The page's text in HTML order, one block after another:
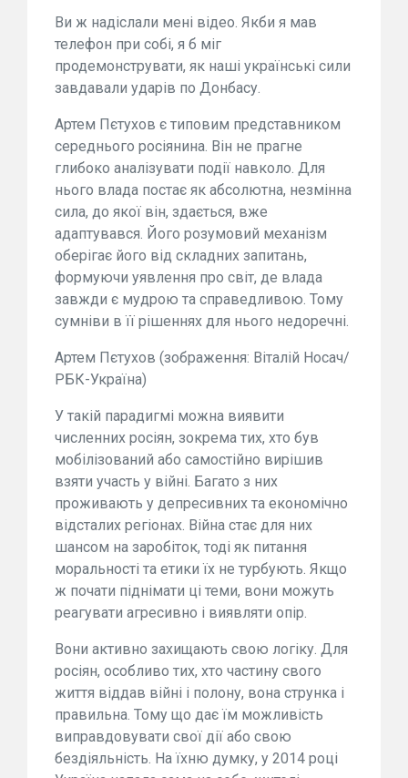
Ви ж надіслали мені відео. Якби я мав
телефон при собі, я б міг
продемонструвати, як наші українські сили
завдавали ударів по Донбасу.
Артем Пєтухов є типовим представником
середнього росіянина. Він не прагне
глибоко аналізувати події навколо. Для
нього влада постає як абсолютна, незмінна
сила, до якої він, здається, вже
адаптувався. Його розумовий механізм
оберігає його від складних запитань,
формуючи уявлення про світ, де влада
завжди є мудрою та справедливою. Тому
сумніви в її рішеннях для нього недоречні.
Артем Пєтухов (зображення: Віталій Носач/
РБК-Україна)
У такій парадигмі можна виявити
численних росіян, зокрема тих, хто був
мобілізований або самостійно вирішив
взяти участь у війні. Багато з них
проживають у депресивних та економічно
відсталих регіонах. Війна стає для них
шансом на заробіток, тоді як питання
моральності та етики їх не турбують. Якщо
ж почати піднімати ці теми, вони можуть
реагувати агресивно і виявляти опір.
Вони активно захищають свою логіку. Для
росіян, особливо тих, хто частину свого
життя віддав війні і полону, вона струнка і
правильна. Тому що дає їм можливість
виправдовувати свої дії або свою
бездіяльність. На їхню думку, у 2014 році